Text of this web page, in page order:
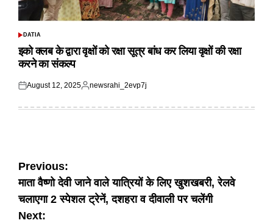
POSTED
DATIA
इको क्लब के द्वारा वृक्षों को रक्षा सूत्र बांध कर लिया वृक्षों की रक्षा
करने का संकल्प
Posted
August 12, 2025
Posted
newsrahi_2evp7j
Post
navigation
Previous:
माता वैष्णो देवी जाने वाले यात्रियों के लिए खुशखबरी, रेलवे
चलाएगा 2 स्पेशल ट्रेनें, दशहरा व दीवाली पर चलेंगी
Next: